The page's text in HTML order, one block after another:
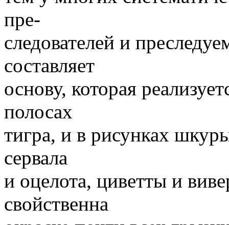
пре-
следователей и
составляет
основу, которая
полосах
тигра, и в рисунках
сервала
и оцелота, циветты и
свойственна